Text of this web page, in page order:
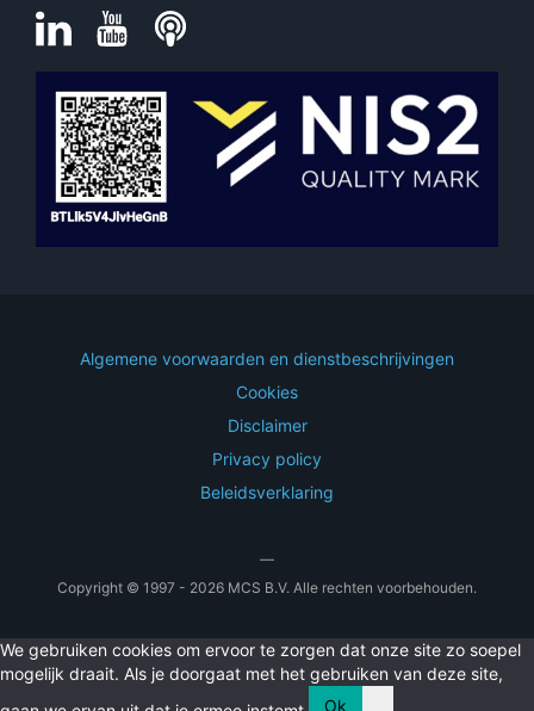
Algemene voorwaarden en dienstbeschrijvingen
Cookies
Disclaimer
Privacy policy
Beleidsverklaring
—
Copyright © 1997 - 2026 MCS B.V. Alle rechten voorbehouden.
We gebruiken cookies om ervoor te zorgen dat onze site zo soepel
mogelijk draait. Als je doorgaat met het gebruiken van deze site,
Ok